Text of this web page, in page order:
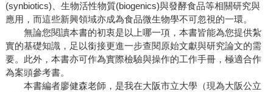
(synbiotics)、生物活性物質(biogenics)與發酵食品等相關研究與
應用，而這些新興領域亦成為食品微生物學不可忽視的一環。
無論您閱讀本書的初衷是以上哪一項，本書皆能為您提供紮
實的基礎知識，足以銜接更進一步查閱原始文獻與研究論文的需
要。此外，本書亦可作為實際檢驗與操作的工作手冊，極適合作
為案頭參考書。
本書編者廖健森老師，是我在大阪市立大學（現為大阪公立